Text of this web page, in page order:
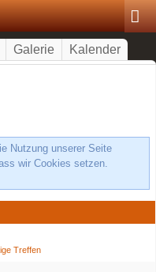
Galerie Kalender
Nutzung unserer Seite
wir Cookies setzen.
Treffen